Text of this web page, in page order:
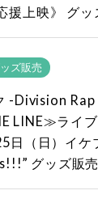
援上映》 グッ
ズ販売
-Division
LINE≫ライ
日（日）イケ
グッズ販売